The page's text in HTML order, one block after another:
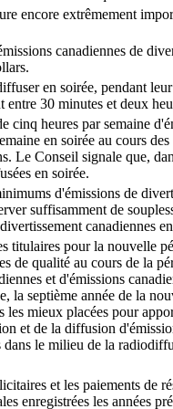
encore extrêmement
canadiennes de
en soirée, pendant
30 minutes et deux
heures par semaine
en soirée au cours
Le Conseil signale que,
en soirée.
d'émissions de
suffisamment de
canadiennes
titulaires pour la nouvelle
de qualité au cours de la
et d'émissions
la septième année de la
mieux placées pour
et de la diffusion
dans le milieu de la
et les paiements de
enregistrées les années